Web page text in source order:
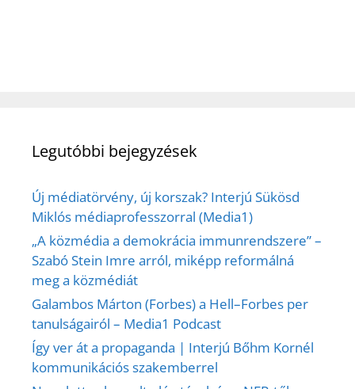
Legutóbbi bejegyzések
Új médiatörvény, új korszak? Interjú Sükösd
Miklós médiaprofesszorral (Media1)
„A közmédia a demokrácia immunrendszere” –
Szabó Stein Imre arról, miképp reformálná
meg a közmédiát
Galambos Márton (Forbes) a Hell–Forbes per
tanulságairól – Media1 Podcast
Így ver át a propaganda | Interjú Bőhm Kornél
kommunikációs szakemberrel